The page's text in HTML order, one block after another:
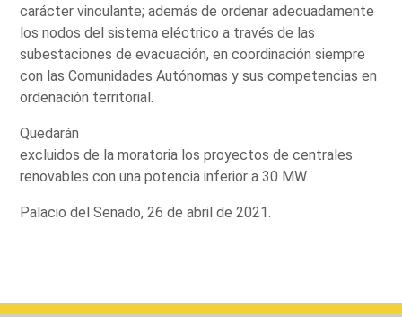
carácter vinculante; además de ordenar adecuadamente
los nodos del sistema eléctrico a través de las
subestaciones de evacuación, en coordinación siempre
con las Comunidades Autónomas y sus competencias en
ordenación territorial.
Quedarán
excluidos de la moratoria los proyectos de centrales
renovables con una potencia inferior a 30 MW.
Palacio del Senado, 26 d e abril de 2021.